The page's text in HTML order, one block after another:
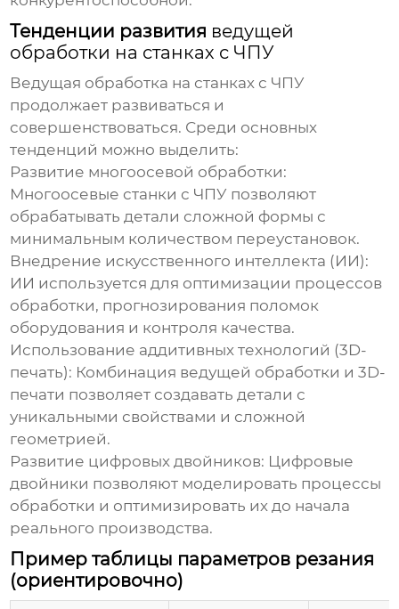
Тенденции развития ведущей
обработки на станках с ЧПУ
Ведущая обработка на станках с ЧПУ
продолжает развиваться и
совершенствоваться. Среди основных
тенденций можно выделить:
Развитие многоосевой обработки:
Многоосевые станки с ЧПУ позволяют
обрабатывать детали сложной формы с
минимальным количеством переустановок.
Внедрение искусственного интеллекта (ИИ):
ИИ используется для оптимизации процессов
обработки, прогнозирования поломок
оборудования и контроля качества.
Использование аддитивных технологий (3D-
печать): Комбинация ведущей обработки и 3D-
печати позволяет создавать детали с
уникальными свойствами и сложной
геометрией.
Развитие цифровых двойников: Цифровые
двойники позволяют моделировать процессы
обработки и оптимизировать их до начала
реального производства.
Пример таблицы параметров резания
(ориентировочно)